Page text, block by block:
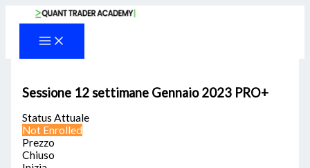
Sessione 12 settimane Gennaio 2023 PRO+
Status Attuale
Not Enrolled
Prezzo
Chiuso